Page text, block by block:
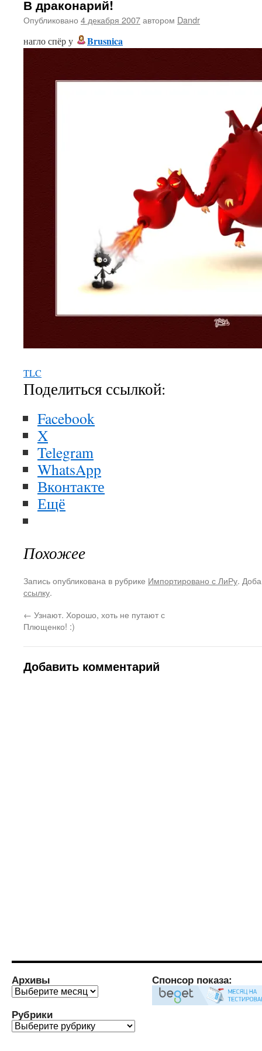
В драконарий!
Опубликовано 4 декабря 2007автором Dandr
нагло спёр у
Brusnica
TLC
Поделиться ссылкой:
Facebook
X
Telegram
WhatsApp
Вконтакте
Ещё
Похожее
Запись опубликована в рубрике Импортировано с ЛиРу.
ссылку.
← Узнают. Хорошо, хоть не путают с
Плющенко! :)
Добавить комментарий
Архивы
Архивы
Рубрики
Рубрики
Спонсор показа: